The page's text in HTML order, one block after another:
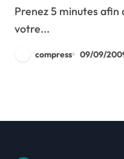
Prenez 5 minutes
votre...
compress 09/09/